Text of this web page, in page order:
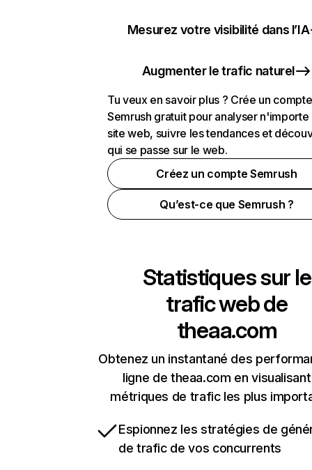
Mesurez votre visibilité dans l’IA
Augmenter le trafic naturel
Tu veux en savoir plus ? Crée un compte
Semrush gratuit pour analyser n'importe
site web, suivre les tendances et
qui se passe sur le web.
Créez un compte Semrush
Qu’est-ce que Semrush ?
Statistiques sur le
trafic web de
theaa.com
Obtenez un instantané des
ligne de theaa.com en
métriques de trafic les plus
Espionnez les stratégies de
de trafic de vos concurrents